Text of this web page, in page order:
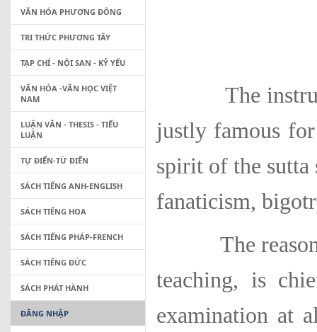
The
justly famous
spirit of the sutta
fanaticism,
The
teaching, is
examination at
VĂN HÓA PHƯƠNG ĐÔNG
TRI THỨC PHƯƠNG TÂY
TẠP CHÍ - NỘI SAN - KỶ YẾU
VĂN HÓA -VĂN HỌC VIỆT
NAM
LUẬN VĂN - THESIS - TIỂU
LUẬN
TỰ ĐIỂN-TỪ ĐIỂN
SÁCH TIẾNG ANH-ENGLISH
SÁCH TIẾNG HOA
SÁCH TIẾNG PHÁP-FRENCH
SÁCH TIẾNG ĐỨC
SÁCH PHÁT HÀNH
ĐĂNG NHẬP